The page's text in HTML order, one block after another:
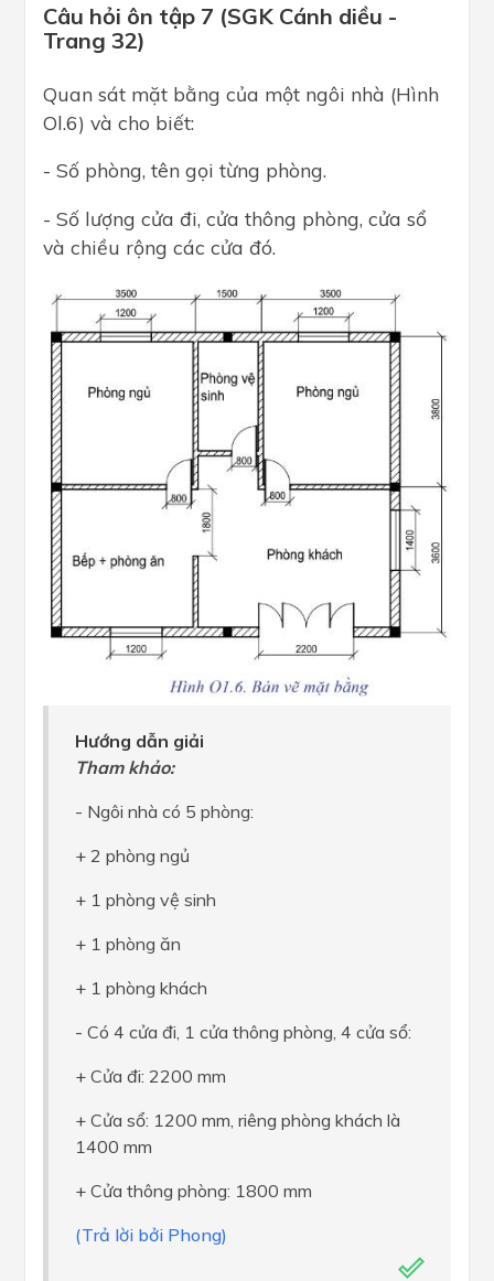
Câu hỏi ôn tập 7 (SGK Cánh diều -
Trang 32)
Quan sát mặt bằng của một ngôi nhà (Hình
Ol.6) và cho biết:
- Số phòng, tên gọi từng phòng.
- Số lượng cửa đi, cửa thông phòng, cửa sổ
và chiều rộng các cửa đó.
Hướng dẫn giải
Tham khảo:
- Ngôi nhà có 5 phòng:
+ 2 phòng ngủ
+ 1 phòng vệ sinh
+ 1 phòng ăn
+ 1 phòng khách
- Có 4 cửa đi, 1 cửa thông phòng, 4 cửa sổ:
+ Cửa đi: 2200 mm
+ Cửa sổ: 1200 mm, riêng phòng khách là
1400 mm
+ Cửa thông phòng: 1800 mm
(Trả lời bởi Phong)